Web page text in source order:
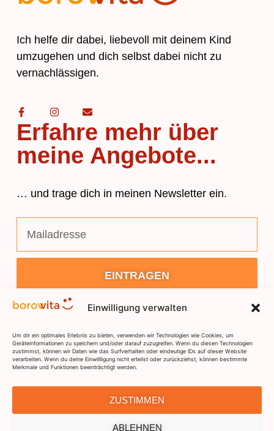
Einwilligung verwalten
Um dir ein optimales Erlebnis zu bieten, verwenden wir Technologien wie Cookies, um
Geräteinformationen zu speichern und/oder darauf zuzugreifen. Wenn du diesen Technologien
zustimmst, können wir Daten wie das Surfverhalten oder eindeutige IDs auf dieser Website
verarbeiten. Wenn du deine Einwillligung nicht erteilst oder zurückziehst, können bestimmte
Merkmale und Funktionen beeinträchtigt werden.
ZUSTIMMEN
ABLEHNEN
Ich helfe dir dabei, liebevoll mit deinem Kind
umzugehen und dich selbst dabei nicht zu
vernachlässigen.
Erfahre mehr über
meine Angebote...
… und trage dich in meinen Newsletter ein.
EINTRAGEN
DSGVO IMPRESSUM KONTAKT